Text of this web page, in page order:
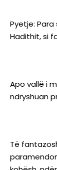
Pyetje: Para
Hadithit, si
Apo vallë i
ndryshuan
Të